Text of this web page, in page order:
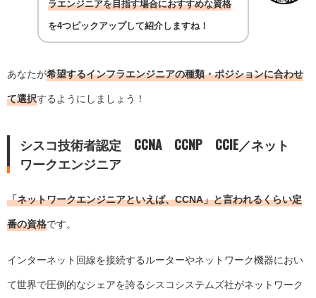
ラエンジニアを目指す場合におすすめな資格
を4つピックアップして紹介しますね！
あなたが希望するインフラエンジニアの種類・ポジションに合わせ
て選択するようにしましょう！
シスコ技術者認定 CCNA CCNP CCIE／ネット
ワークエンジニア
「ネットワークエンジニアといえば、CCNA」と言われるくらい定
番の資格です。
インターネット回線を接続するルーターやネットワーク機器におい
て世界で圧倒的なシェアを誇るシスコシステムズ社がネットワーク